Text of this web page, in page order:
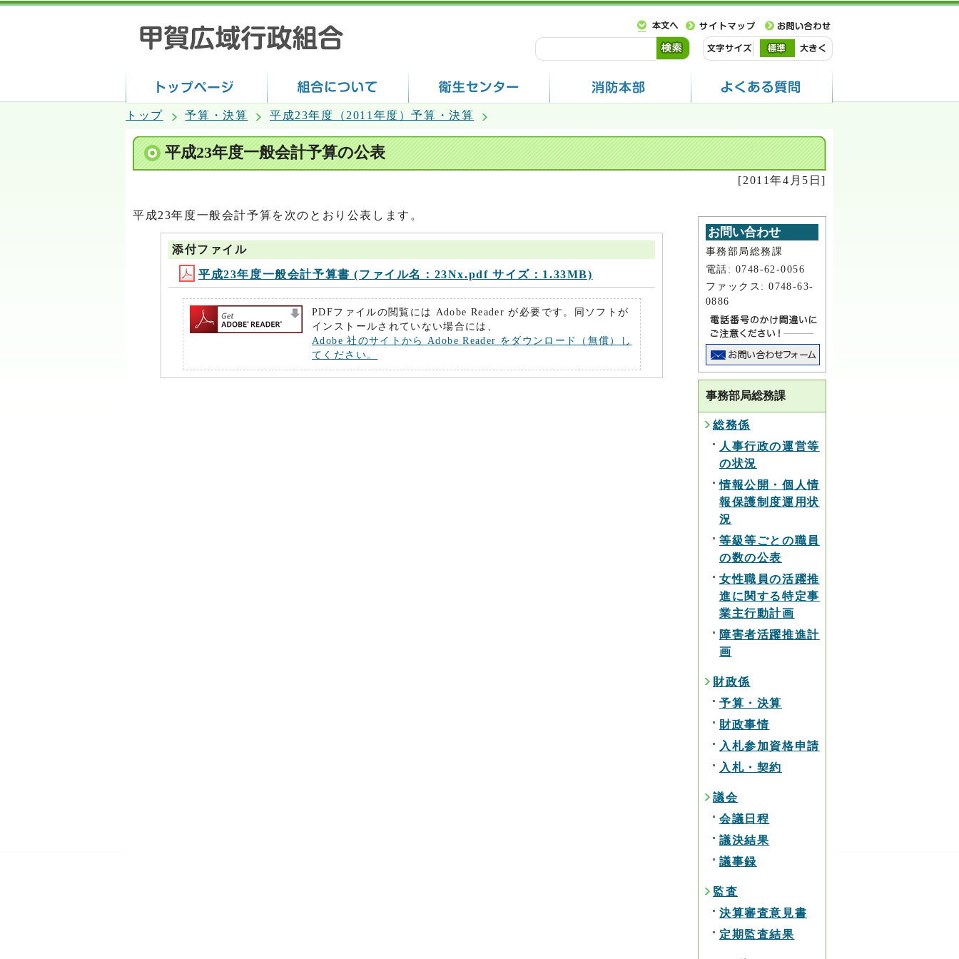
トップ 予算・決算 平成23年度（2011年度）予算・決算
平成23年度一般会計予算の公表
[2011年4月5日]
平成23年度一般会計予算を次のとおり公表します。
添付ファイル
平成23年度一般会計予算書 (ファイル名：23Nx.pdf サイズ：1.33MB)
PDFファイルの閲覧には Adobe Reader が必要です。同ソフトが
インストールされていない場合には、
Adobe 社のサイトから Adobe Reader をダウンロード（無償）し
てください。
お問い合わせ
事務部局総務課
電話: 0748-62-0056
ファックス: 0748-63-
0886
事務部局総務課
総務係
人事行政の運営等
の状況
情報公開・個人情
報保護制度運用状
況
等級等ごとの職員
の数の公表
女性職員の活躍推
進に関する特定事
業主行動計画
障害者活躍推進計
画
財政係
予算・決算
財政事情
入札参加資格申請
入札・契約
議会
会議日程
議決結果
議事録
監査
決算審査意見書
定期監査結果